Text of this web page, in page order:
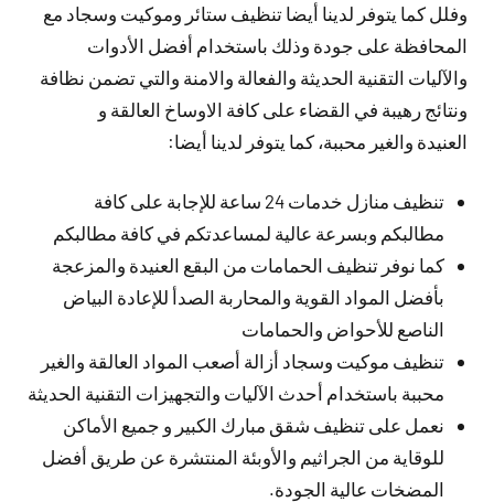
وفلل كما يتوفر لدينا أيضا تنظيف ستائر وموكيت وسجاد مع
المحافظة على جودة وذلك باستخدام أفضل الأدوات
والآليات التقنية الحديثة والفعالة والامنة والتي تضمن نظافة
ونتائج رهيبة في القضاء على كافة الاوساخ العالقة و
العنيدة والغير محببة، كما يتوفر لدينا أيضا:
تنظيف منازل خدمات 24 ساعة للإجابة على كافة
مطالبكم وبسرعة عالية لمساعدتكم في كافة مطالبكم
كما نوفر تنظيف الحمامات من البقع العنيدة والمزعجة
بأفضل المواد القوية والمحاربة الصدأ للإعادة البياض
الناصع للأحواض والحمامات
تنظيف موكيت وسجاد أزالة أصعب المواد العالقة والغير
محببة باستخدام أحدث الآليات والتجهيزات التقنية الحديثة
نعمل على تنظيف شقق مبارك الكبير و جميع الأماكن
للوقاية من الجراثيم والأوبئة المنتشرة عن طريق أفضل
المضخات عالية الجودة.